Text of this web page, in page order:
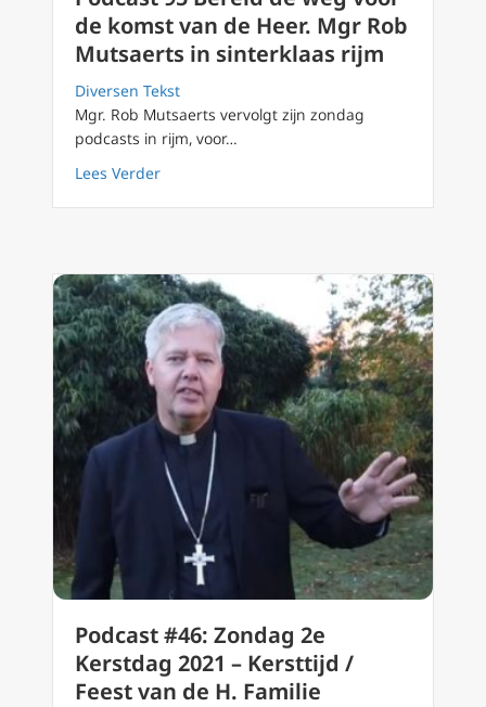
de komst van de Heer. Mgr Rob
Mutsaerts in sinterklaas rijm
Diversen Tekst
Mgr. Rob Mutsaerts vervolgt zijn zondag
podcasts in rijm, voor…
Lees Verderabout Podcast 95 Bereid de weg voor de
Podcast #46: Zondag 2e
Kerstdag 2021 – Kersttijd /
Feest van de H. Familie